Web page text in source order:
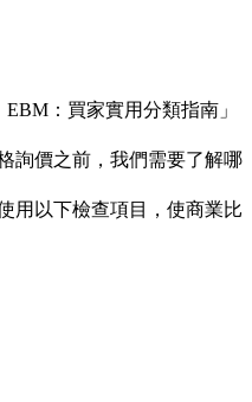
：買家實用分類指南」
詢價之前，我們需要了解哪
用以下檢查項目，使商業比